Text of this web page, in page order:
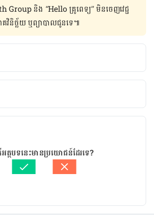
Group និង “Hello គ្រូពេទ្យ” មិន​ចេញ​វេជ្ជ
គវិនិច្ឆ័យ ឬ​ព្យាបាល​ជូន​ទេ៕
stress/stress-
memory-function-brain-volume-
ន
ាន រតនា
វេជ្ជ. ចាន់ ស៊ីណេត
ដោយ៖ សន សុភា
អត្ថបទនេះមានប្រយោជន៍ដែរទេ?